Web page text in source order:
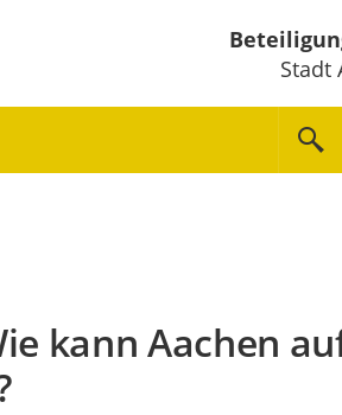
Stadt
kann Aachen